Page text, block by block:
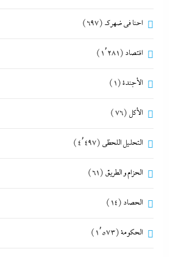
احنا في ضهرك (697)
اقتصاد (1٬281)
الأجندة(1)
الأكل (76)
التحليل اللحظي (4٬497)
الحزام و الطريق (61)
الحصاد (14)
الحكومة(1٬573)